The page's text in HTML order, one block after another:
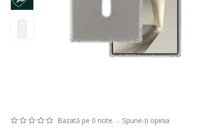
Bazată pe 0 note. - Spune-ţi opinia